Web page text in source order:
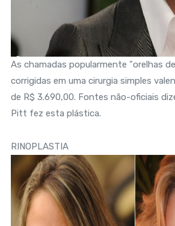
As chamadas popularmente "orelhas
corrigidas em uma cirurgia simples
de R$ 3.690,00. Fontes não-oficiais
Pitt fez esta plástica.
RINOPLASTIA